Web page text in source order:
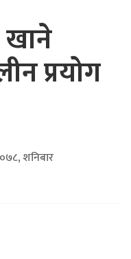
खाने
प्रयोग
शनिबार